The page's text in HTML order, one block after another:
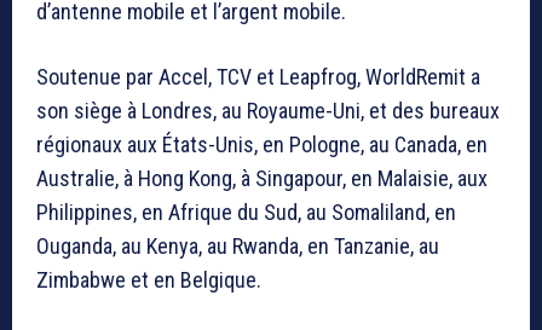
d’antenne mobile et l’argent mobile.
Soutenue par Accel, TCV et Leapfrog, WorldRemit a
son siège à Londres, au Royaume-Uni, et des bureaux
régionaux aux États-Unis, en Pologne, au Canada, en
Australie, à Hong Kong, à Singapour, en Malaisie, aux
Philippines, en Afrique du Sud, au Somaliland, en
Ouganda, au Kenya, au Rwanda, en Tanzanie, au
Zimbabwe et en Belgique.